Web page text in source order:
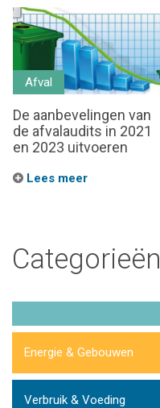
Afval
De aanbevelingen van
de afvalaudits in 2021
en 2023 uitvoeren
Lees meer
Categorieën
Energie & Gebouwen
Verbruik & Voeding